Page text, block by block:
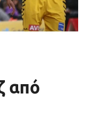
από